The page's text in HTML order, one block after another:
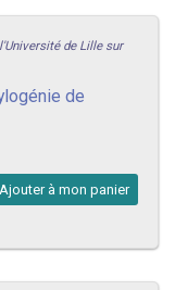
de Lille sur
de
Ajouter à mon panier